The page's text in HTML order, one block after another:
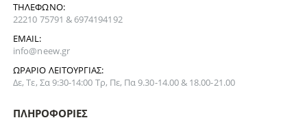
ΤΗΛΈΦΩΝΟ:
22210 75791 & 6974194192
EMAIL:
info@neew.gr
ΩΡΆΡΙΟ ΛΕΙΤΟΥΡΓΊΑΣ:
Δε, Τε, Σα 9:30-14:00 Τρ, Πε, Πα 9.30-14.00 & 18.00-21.00
ΠΛΗΡΟΦΟΡΊΕΣ